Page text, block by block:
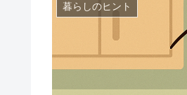
暮らしのヒント